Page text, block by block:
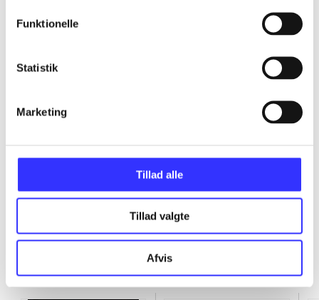
Funktionelle
Statistik
Marketing
Tillad alle
Tillad valgte
Afvis
...
...
...
...